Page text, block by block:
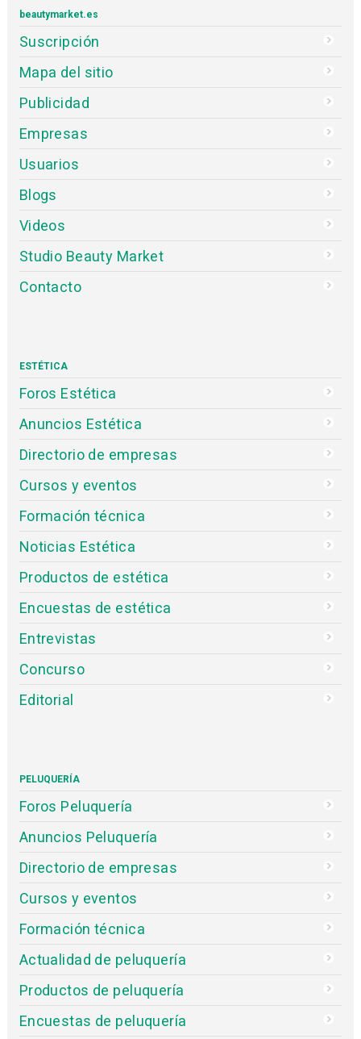
beautymarket.es
Suscripción
Mapa del sitio
Publicidad
Empresas
Usuarios
Blogs
Videos
Studio Beauty Market
Contacto
ESTÉTICA
Foros Estética
Anuncios Estética
Directorio de empresas
Cursos y eventos
Formación técnica
Noticias Estética
Productos de estética
Encuestas de estética
Entrevistas
Concurso
Editorial
PELUQUERÍA
Foros Peluquería
Anuncios Peluquería
Directorio de empresas
Cursos y eventos
Formación técnica
Actualidad de peluquería
Productos de peluquería
Encuestas de peluquería